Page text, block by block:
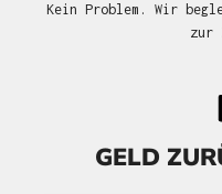
Kein Problem. Wir
zur
GELD